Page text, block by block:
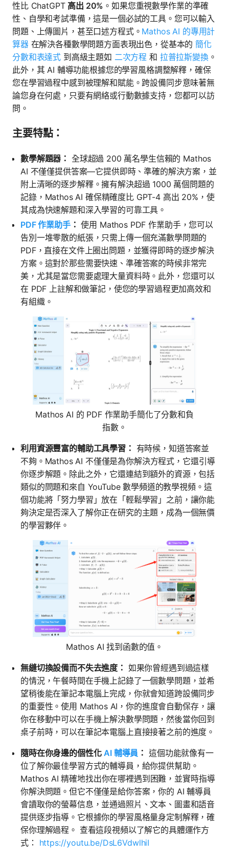
性比 ChatGPT 高出 20% 。如果您重視數學作業的準確
性、自學和考試準備，這是一個必試的工具。您可以輸入
問題、上傳圖片，甚至口述方程式。 Mathos AI 的專用計
算器在解決各種數學問題方面表現出色，從基本的簡化
分數和表達式 到高級主題如 二次方程 和 拉普拉斯變換。
此外，其 AI 輔導功能根據您的學習風格調整解釋，確保
您在學習過程中感到被理解和賦能。跨設備同步意味著無
論您身在何處，只要有網絡或行動數據支持，您都可以訪
問。
主要特點：
數學解題器： 全球超過 200 萬名學生信賴的 Mathos
AI 不僅僅提供答案—它提供即時、準確的解決方案，並
附上清晰的逐步解釋。擁有解決超過 1000 萬個問題的
記錄，Mathos AI 確保精確度比 GPT-4 高出 20%，使
其成為快速解題和深入學習的可靠工具。
PDF 作業助手： 使用 Mathos PDF 作業助手，您可以
告別一堆零散的紙張，只需上傳一個充滿數學問題的
PDF，直接在文件上圈出問題，並獲得即時的逐步解決
方案。這對於那些需要快速、準確答案的時候非常完
美，尤其是當您需要處理大量資料時。此外，您還可以
在 PDF 上註解和做筆記，使您的學習過程更加高效和
有組織。
Mathos AI 的 PDF 作業助手簡化了分數和負
指數。
利用資源豐富的輔助工具學習： 有時候，知道答案並
不夠。Mathos AI 不僅僅是為你解決方程式，它還引導
你逐步解題。除此之外，它還連結到額外的資源，包括
類似的問題和來自 YouTube 數學頻道的教學視頻。這
個功能將「努力學習」放在「輕鬆學習」之前，讓你能
夠決定是否深入了解你正在研究的主題，成為一個無價
的學習夥伴。
Mathos AI 找到函數的值。
無縫切換設備而不失去進度： 如果你曾經遇到過這樣
的情況，午餐時間在手機上記錄了一個數學問題，並希
望稍後能在筆記本電腦上完成，你就會知道跨設備同步
的重要性。使用 Mathos AI，你的進度會自動保存，讓
你在移動中可以在手機上解決數學問題，然後當你回到
桌子前時，可以在筆記本電腦上直接接著之前的進度。
隨時在你身邊的個性化 AI 輔導員 ： 這個功能就像有一
位了解你最佳學習方式的輔導員，給你提供幫助。
Mathos AI 精確地找出你在哪裡遇到困難，並實時指導
你解決問題。但它不僅僅是給你答案，你的 AI 輔導員
會讀取你的螢幕信息，並通過照片、文本、圖畫和語音
提供逐步指導。它根據你的學習風格量身定制解釋，確
保你理解過程。 查看這段視頻以了解它的具體運作方
式： https://youtu.be/DsL6VdwlhiI